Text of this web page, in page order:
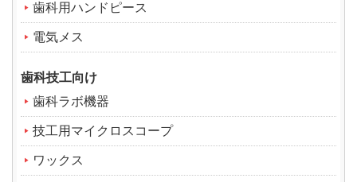
歯科用ハンドピース
電気メス
歯科技工向け
歯科ラボ機器
技工用マイクロスコープ
ワックス